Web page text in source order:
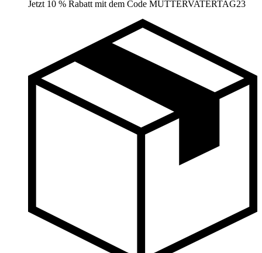
Jetzt 10 % Rabatt mit dem Code MUTTERVATERTAG23